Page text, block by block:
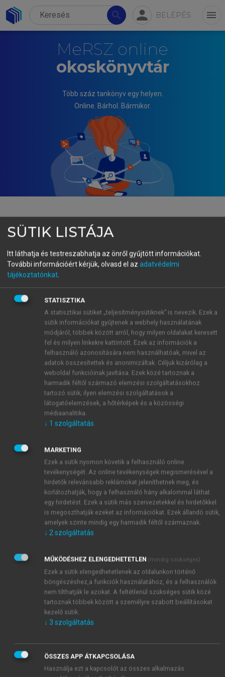
search person BELÉPÉS menu
MeRSZ online
okoskönyvtár
Több száz tankönyv egy helyen.
Online. Bárhol. Bármikor.
KRISTÓF TAMÁS, NOVÁKY ERZSÉBET
Jövőkutatás az innovációért
menu_book OLVASÁS
Módszerkombinációk
A jövőkutatók gyakran alkalmaznak különböző
módszerkombinációkat a kutatások elmélyítésére,
valamint azok hatékonyságának javítására. A
módszerkombinációk képesek az egyes módszerek
előnyeit úgy kombinálni, hogy azok együttesen
megbízhatóbb eredményeket adjanak, mint a
módszerek külön-külön történő alkalmazásával
Puglisi, 2001). A módszerek kombinálása különösen
hasznos, ugyanis egy-egy módszer önmagában ritkán
ad teljes képet a jövőről. A Houstoni Egyetem a
sokéves foresight oktatás és gyakorlati projektek
tapasztalatai alapján kidolgozta a Framework
Foresight keretrendszert, amely igyekezett közös
nevezőt találni a különböző jövőkutatási módszerek
közötti eligazodás érdekében (Hines & Bishop,
). A keretrendszer különböző helyzetekre
különböző módszerek alkalmazását javasolja,
lehetővé téve azok erősségeinek és gyengeségeinek,
egyúttal közös alkalmazási lehetőségeinek jobb
megértését (Hines & Bishop, 2015).
SÜTIK LISTÁJA
Itt láthatja és testreszabhatja az önről gyűjtött információkat.
További információért kérjük, olvasd el az adatvédelmi
tájékoztatónkat.
STATISZTIKA
A statisztikai sütiket „teljesítménysütiknek” is nevezik. Ezek a
sütik információkat gyűjtenek a webhely használatának
módjáról, többek között arról, hogy milyen oldalakat keresett
fel és milyen linkekre kattintott. Ezek az információk a
felhasználó azonosítására nem használhatóak, mivel az
adatok összesítettek és anonimizáltak. Céljuk kizárólag a
weboldal funkcióinak javítása. Ezek közé tartoznak a
harmadik féltől származó elemzési szolgáltatásokhoz
tartozó sütik; ilyen elemzési szolgáltatások a
látogatóelemzések, a hőtérképek és a közösségi
médiaanalitika.
↓ 1 szolgáltatás
MARKETING
Ezek a sütik nyomon követik a felhasználó online
tevékenységét. Az online tevékenységek megismerésével a
hirdetők relevánsabb reklámokat jeleníthetnek meg, és
korlátozhatják, hogy a felhasználó hány alkalommal láthat
egy hirdetést. Ezek a sütik más szervezetekkel és hirdetőkkel
is megoszthatják ezeket az információkat. Ezek állandó sütik,
amelyek szinte mindig egy harmadik féltől származnak.
↓ 2szolgáltatás
MŰKÖDÉSHEZ ELENGEDHETETLEN (mindig szükséges)
Ezek a sütik elengedhetetlenek az oldalunkon történő
böngészéshez,a funkciók használatához, és a felhasználók
nem tilthatják le azokat. A feltétlenül szükséges sütik közé
tartoznak többek között a személyre szabott beállításokat
kezelő sütik.
↓ 3 szolgáltatás
ÖSSZES APP ÁTKAPCSOLÁSA
Használja ezt a kapcsolót az összes alkalmazás